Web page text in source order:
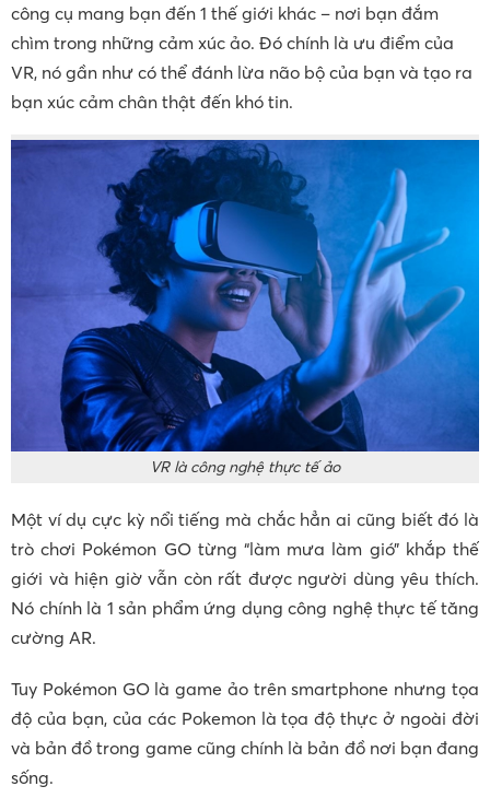
công cụ mang bạn đến 1 thế giới khác – nơi bạn đắm
chìm trong những cảm xúc ảo. Đó chính là ưu điểm của
VR, nó gần như có thể đánh lừa não bộ của bạn và tạo ra
bạn xúc cảm chân thật đến khó tin.
VR là công nghệ thực tế ảo
Một ví dụ cực kỳ nổi tiếng mà chắc hẳn ai cũng biết đó là
trò chơi Pokémon GO từng “làm mưa làm gió” khắp thế
giới và hiện giờ vẫn còn rất được người dùng yêu thích.
Nó chính là 1 sản phẩm ứng dụng công nghệ thực tế tăng
cường AR.
Tuy Pokémon GO là game ảo trên smartphone nhưng tọa
độ của bạn, của các Pokemon là tọa độ thực ở ngoài đời
và bản đồ trong game cũng chính là bản đồ nơi bạn đang
sống.